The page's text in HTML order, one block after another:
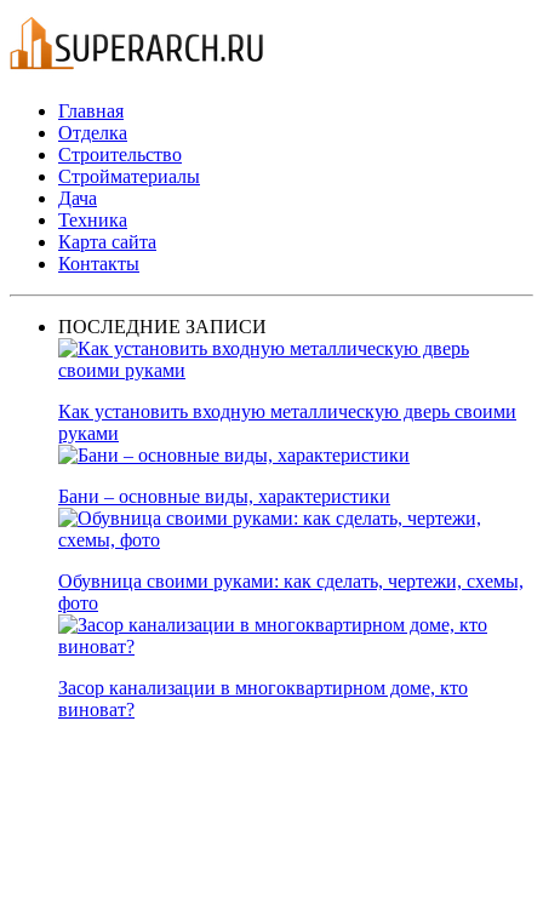
Главная
Отделка
Строительство
Стройматериалы
Дача
Техника
Карта сайта
Контакты
ПОСЛЕДНИЕ ЗАПИСИ
Как установить входную металлическую дверь своими
руками
Бани – основные виды, характеристики
Обувница своими руками: как сделать, чертежи, схемы,
фото
Засор канализации в многоквартирном доме, кто
виноват?